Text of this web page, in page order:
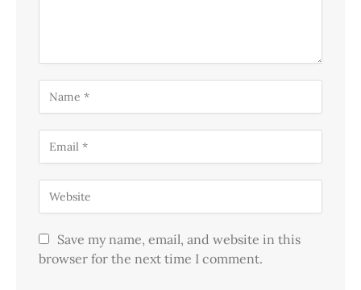
Save my name, email, and website in this
browser for the next time I comment.